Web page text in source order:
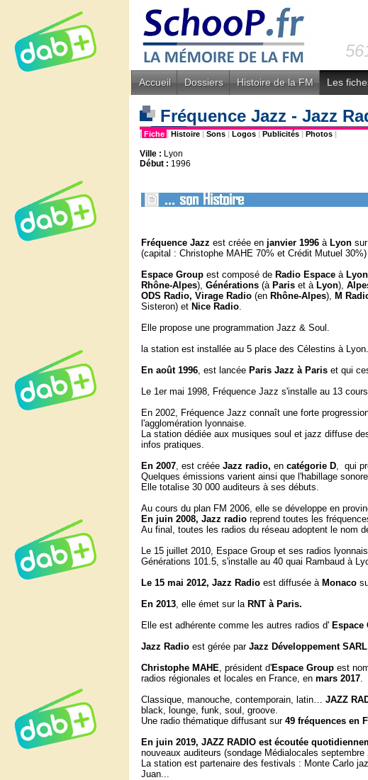
Accueil Dossiers Histoire de la FM Les
Fréquence Jazz - Jazz
| Fiche | Histoire | Sons | Logos | Publicités | Photos |
Ville : Lyon
Début : 1996
Fréquence Jazz est créée en janvier 1996 à Lyon sur
(capital : Christophe MAHE 70% et Crédit Mutuel 30%)
Espace Group est composé de Radio Espace à Lyon
Rhône-Alpes), Générations (à Paris et àLyon),
ODS Radio, Virage Radio (en Rhône-Alpes), M
Sisteron) et Nice Radio.
Elle propose une programmation Jazz & Soul.
la station est installée au 5 place des Célestins à Lyon.
En août 1996, est lancée Paris Jazz àParis et qui
Le 1er mai 1998, Fréquence Jazz s'installe au 13
En 2002, Fréquence Jazz connaît une forte
l'agglomération lyonnaise.
La station dédiée aux musiques soul et jazz diffuse
infos pratiques.
En 2007, est créée Jazz radio, en catégorie D, qui
Quelques émissions varient ainsi que l'habillage
Elle totalise 30 000 auditeurs à ses débuts.
Au cours du plan FM 2006, elle se développe en
En juin 2008, Jazz radio reprend toutes les
Au final, toutes les radios du réseau adoptent le nom
Le 15 juillet 2010, Espace Group et ses radios
Générations 101.5, s'installe au 40 quai Rambaud à
Le 15 mai 2012, Jazz Radio est diffusée à Monaco
En 2013, elle émet sur laRNT à Paris.
Elle est adhérente comme les autres radios d' Espace
Jazz Radio est gérée par Jazz Développement
Christophe MAHE, président d'Espace Group est
radios régionales et locales en France, en mars 2017.
Classique, manouche, contemporain, latin… JAZZ
black, lounge, funk, soul, groove.
Une radio thématique diffusant sur 49 fréquences en
En juin 2019, JAZZ RADIO est écoutée
nouveaux auditeurs (sondage Médialocales septembre
La station est partenaire des festivals : Monte Carlo
Juan...